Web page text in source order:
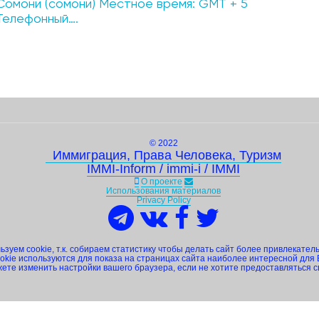
(сомони) Местное время: GMT + 5
© 2022
Иммиграция, Права Человека, Туризм
IMMI-Inform / immi-i / IMMI
О проекте
Использования материалов
Privacy Policy
cookie, т.к. собираем статистику чтобы делать сайт более
используются для показа на страницах сайта наиболее интересной для
изменить настройки вашего браузера, если не хотите предоставляться